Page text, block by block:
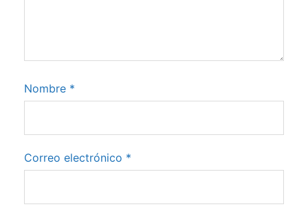
Nombre *
Correo electrónico *